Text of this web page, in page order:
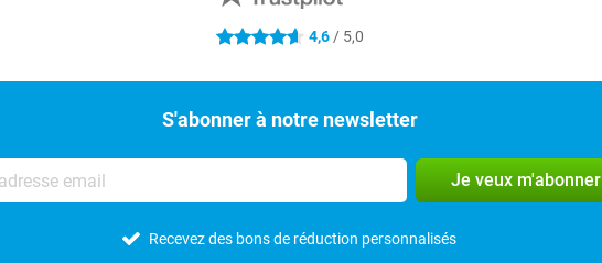
4.6 étoiles 4,6 / 5,0
S'abonner à notre newsletter
Je veux m'abonner
Recevez des bons de réduction personnalisés